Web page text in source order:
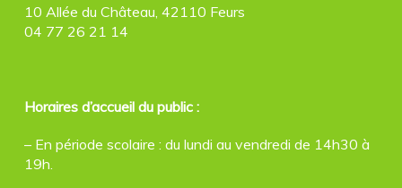
10 Allée du Château, 42110 Feurs
04 77 26 21 14
Horaires d’accueil du public :
– En période scolaire : du lundi au vendredi de 14h30 à
19h.